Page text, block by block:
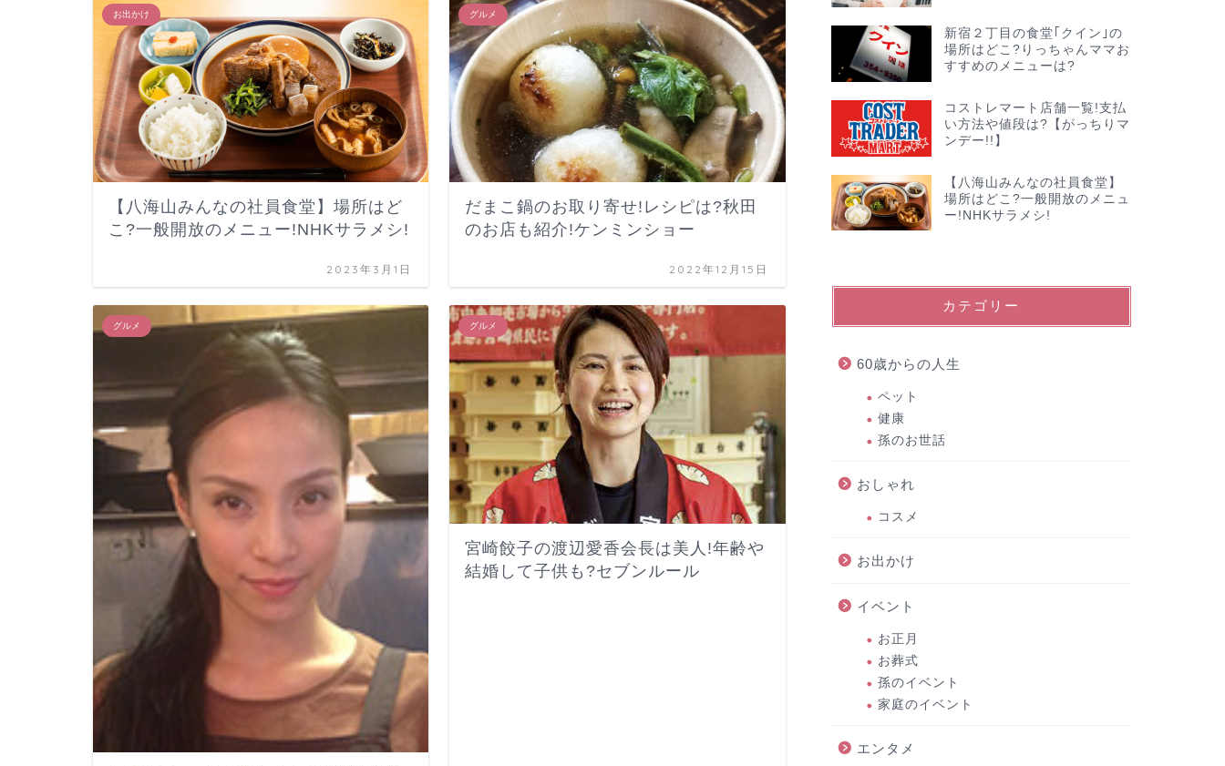
お出かけ
【八海山みんなの社員食堂】場所はど
こ?一般開放のメニュー!NHKサラメシ!
2023年3月1日
グルメ
だまこ鍋のお取り寄せ!レシピは?秋田
のお店も紹介!ケンミンショー
2022年12月15日
グルメ グルメ
宮崎餃子の渡辺愛香会長は美人!年齢や
結婚して子供も?セブンルール
新宿２丁目の食堂｢クイン｣の
場所はどこ?りっちゃんママお
すすめのメニューは?
コストレマート店舗一覧!支払
い方法や値段は?【がっちりマ
ンデー!!】
【八海山みんなの社員食堂】
場所はどこ?一般開放のメニュ
ー!NHKサラメシ!
カテゴリー
60歳からの人生
ペット
健康
孫のお世話
おしゃれ
コスメ
お出かけ
イベント
お正月
お葬式
孫のイベント
家庭のイベント
エンタメ